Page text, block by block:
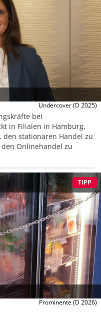
Undercover(D 2025)
bei
in Filialen in Hamburg,
stationären Handel zu
Onlinehandel zu
TIPP
Prominente(D 2026)